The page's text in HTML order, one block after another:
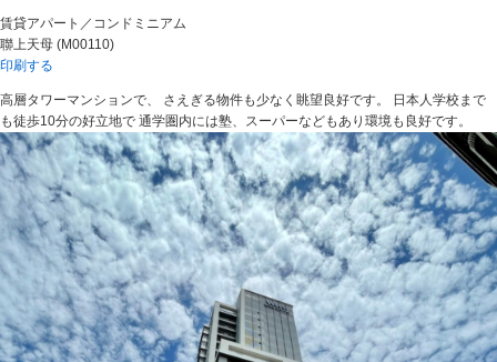
賃貸アパート／コンドミニアム
聯上天母 (M00110)
印刷する
高層タワーマンションで、 さえぎる物件も少なく眺望良好です。 日本人学校まで
も徒歩10分の好立地で 通学圏内には塾、スーパーなどもあり環境も良好です。
ー
ジ
の
終
わ
り
に
な
ま
す
。
の
ペ
ー
ジ
の
上
部
へ
り
ま
す